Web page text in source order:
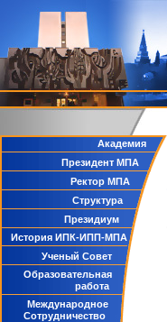
Академия
Президент МПА
Ректор МПА
Структура
Президиум
История ИПК-ИПП-МПА
Ученый Совет
Образовательная
работа
Международное
Сотрудничество